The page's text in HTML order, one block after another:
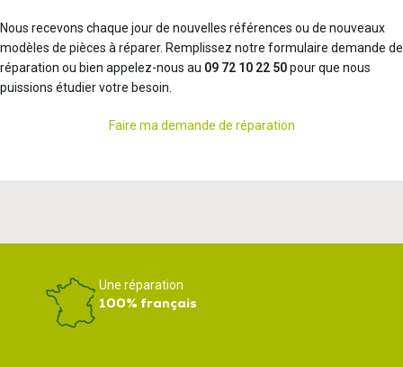
Nous recevons chaque jour de nouvelles références ou de nouveaux
modèles de pièces à réparer. Remplissez notre formulaire demande de
réparation ou bien appelez-nous au 09 72 10 22 50pour que nous
puissions étudier votre besoin.
Faire ma demande de réparation
Une réparation
100% français